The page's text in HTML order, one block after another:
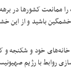
ممانعت کشورها در
باشید و از این
خود و شکنجه و
با رژیم